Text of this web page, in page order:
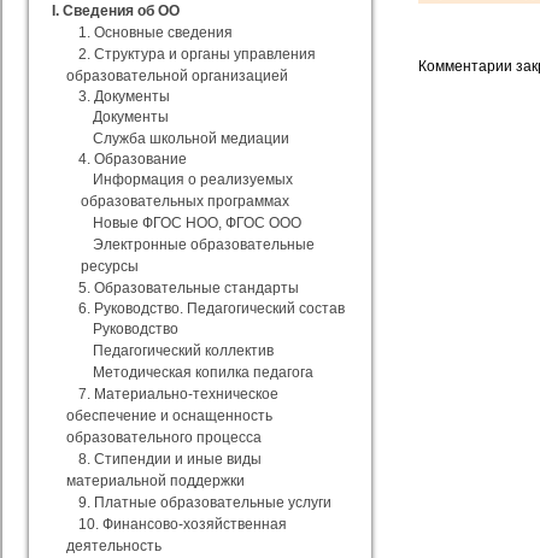
I. Сведения об ОО
1. Основные сведения
2. Структура и органы управления
образовательной организацией
3. Документы
Документы
Служба школьной медиации
4. Образование
Информация о реализуемых
образовательных программах
Новые ФГОС НОО, ФГОС ООО
Электронные образовательные
ресурсы
5. Образовательные стандарты
6. Руководство. Педагогический состав
Руководство
Педагогический коллектив
Методическая копилка педагога
7. Материально-техническое
обеспечение и оснащенность
образовательного процесса
8. Стипендии и иные виды
материальной поддержки
9. Платные образовательные услуги
10. Финансово-хозяйственная
деятельность
Комментарии